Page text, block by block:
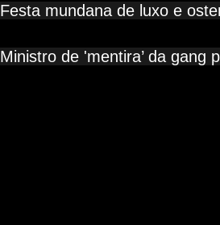
Festa mundana de luxo e
Ministro de 'mentira’ da gang